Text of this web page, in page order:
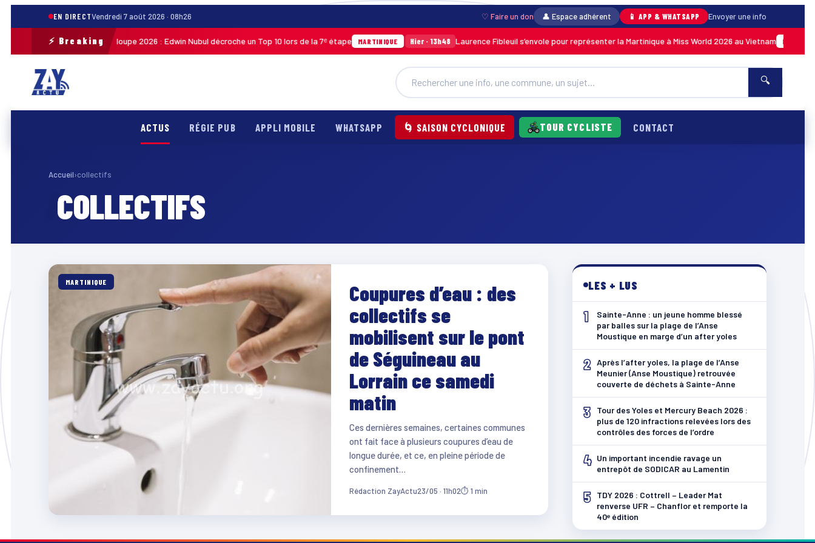
EN DIRECTVendredi 7 août 2026 · 08h26 ♡ Faire un don 👤 Espace adhérent 📱 APP & WHATSAPP Envoyer une info
⚡ Breaking
Tour cycliste de Guadeloupe 2026 : Edwin Nubul décroche un Top 10 lors de la 7ᵉ étape MARTINIQUE Hier · 13h48 Laurence Fibleuil s’envole pour représenter la Martinique à Miss World 2026 au Vietnam MARTINIQUE
🔍
ACTUS RÉGIE PUB APPLI MOBILE WHATSAPP 🌀 SAISON CYCLONIQUE TOUR CYCLISTE CONTACT
Accueil›collectifs
COLLECTIFS
MARTINIQUE
Coupures d’eau : des
collectifs se
mobilisent sur le pont
de Séguineau au
Lorrain ce samedi
matin
Ces dernières semaines, certaines communes
ont fait face à plusieurs coupures d’eau de
longue durée, et ce, en pleine période de
confinement…
Rédaction ZayActu23/05 · 11h02⏱ 1 min
LES + LUS
1
Sainte-Anne : un jeune homme blessé
par balles sur la plage de l’Anse
Moustique en marge d’un after yoles
2 Après l’after yoles, la plage de l’Anse
Meunier (Anse Moustique) retrouvée
couverte de déchets à Sainte-Anne
3
Tour des Yoles et Mercury Beach 2026 :
plus de 120 infractions relevées lors des
contrôles des forces de l’ordre
4 Un important incendie ravage un
entrepôt de SODICAR au Lamentin
5
TDY 2026 : Cottrell – Leader Mat
renverse UFR – Chanflor et remporte la
40ᵉ édition